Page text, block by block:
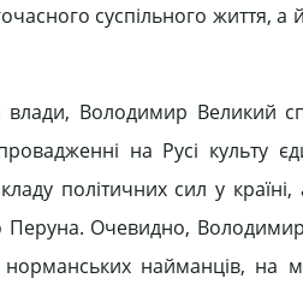
суспільного життя, а
Володимир Великий
на Русі культу
політичних сил у
Перуна. Очевидно,
норманських найманців, на